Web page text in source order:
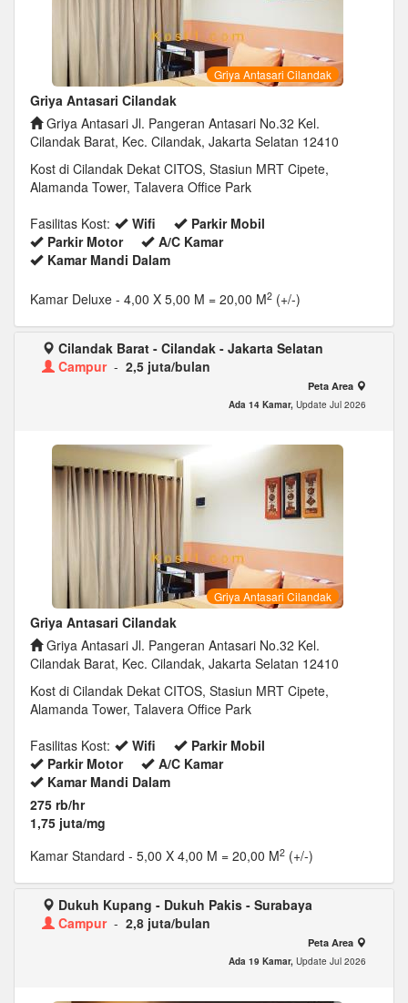
Griya Antasari Cilandak
Griya Antasari Cilandak
Griya Antasari Jl. Pangeran Antasari No.32 Kel.
Cilandak Barat, Kec. Cilandak, Jakarta Selatan 12410
Kost di Cilandak Dekat CITOS, Stasiun MRT Cipete,
Alamanda Tower, Talavera Office Park
Fasilitas Kost:
Wifi
Parkir Mobil
Parkir Motor
A/C Kamar
Kamar Mandi Dalam
Kamar Deluxe - 4,00 X 5,00 M = 20,00 M2 (+/-)
Cilandak Barat - Cilandak - Jakarta Selatan
Campur- 2,5 juta/bulan
Peta Area
Ada 14 Kamar, Update Jul 2026
Griya Antasari Cilandak
Griya Antasari Cilandak
Griya Antasari Jl. Pangeran Antasari No.32 Kel.
Cilandak Barat, Kec. Cilandak, Jakarta Selatan 12410
Kost di Cilandak Dekat CITOS, Stasiun MRT Cipete,
Alamanda Tower, Talavera Office Park
Fasilitas Kost:
Wifi
Parkir Mobil
Parkir Motor
A/C Kamar
Kamar Mandi Dalam
275 rb/hr
1,75 juta/mg
Kamar Standard - 5,00 X 4,00 M = 20,00 M2 (+/-)
Dukuh Kupang - Dukuh Pakis - Surabaya
Campur- 2,8 juta/bulan
Peta Area
Ada 19 Kamar, Update Jul 2026